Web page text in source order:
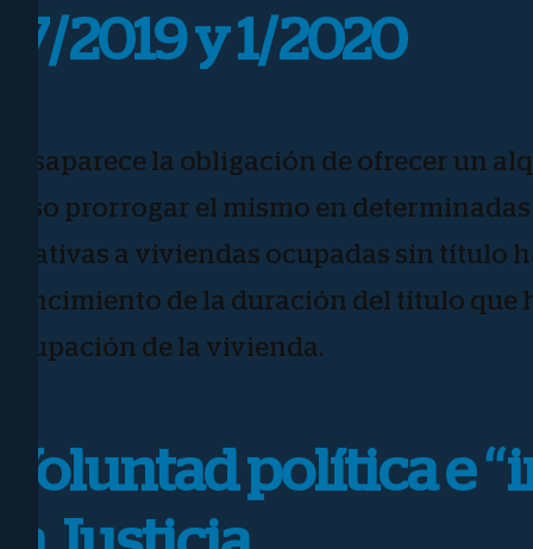
17/2019 y 1/2020
Desaparece la obligación de ofrecer un
caso prorrogar el mismo en
relativas a viviendas ocupadas sin título
vencimiento de la duración del título que
ocupación de la vivienda.
Voluntad política e